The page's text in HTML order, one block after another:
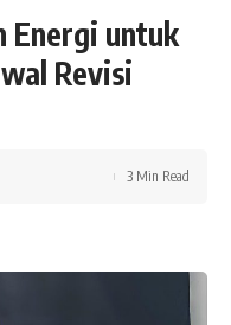
Energi untuk
Revisi
3 Min Read